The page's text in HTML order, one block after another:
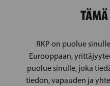
RKP on puolue
Eurooppaan,
puolue sinulle, joka
tiedon, vapauden ja